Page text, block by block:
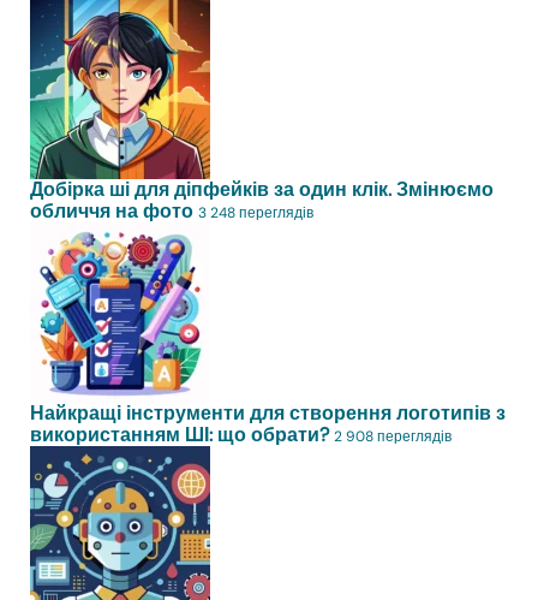
Добірка ші для діпфейків за один клік. Змінюємо
обличчя на фото 3 248 переглядів
Найкращі інструменти для створення логотипів з
використанням ШІ: що обрати? 2 908 переглядів